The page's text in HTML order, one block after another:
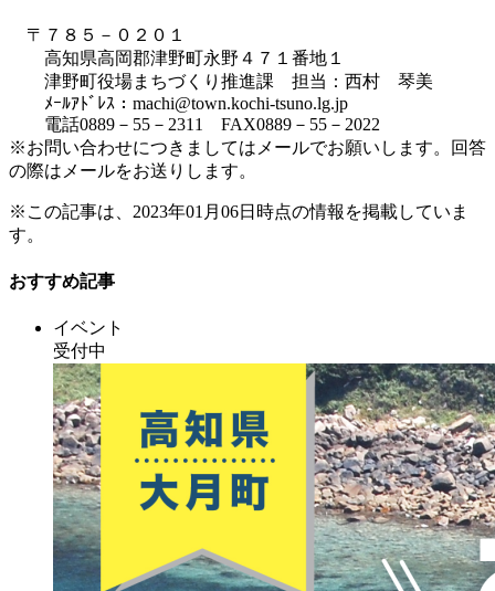
〒７８５－０２０１
高知県高岡郡津野町永野４７１番地１
津野町役場まちづくり推進課 担当：西村 琴美
ﾒｰﾙｱﾄﾞﾚｽ：machi@town.kochi-tsuno.lg.jp
電話0889－55－2311 FAX0889－55－2022
※お問い合わせにつきましてはメールでお願いします。回答
の際はメールをお送りします。
※この記事は、2023年01月06日時点の情報を掲載していま
す。
おすすめ記事
イベント
受付中